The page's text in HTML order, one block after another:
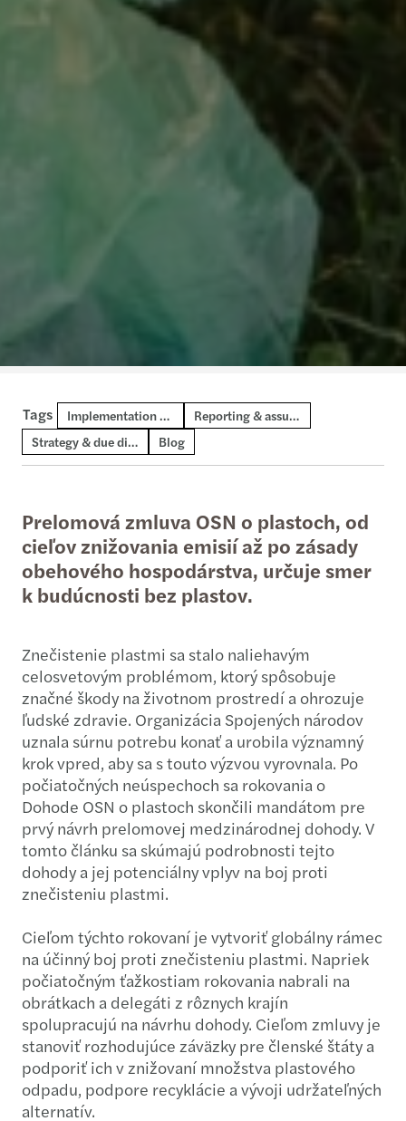
Tags Implementation & transformation
Reporting & assurance
Strategy & due diligence
Blog
Prelomová zmluva OSN o plastoch, od
cieľov znižovania emisií až po zásady
obehového hospodárstva, určuje smer
k budúcnosti bez plastov.
Znečistenie plastmi sa stalo naliehavým
celosvetovým problémom, ktorý spôsobuje
značné škody na životnom prostredí a ohrozuje
ľudské zdravie. Organizácia Spojených národov
uznala súrnu potrebu konať a urobila významný
krok vpred, aby sa s touto výzvou vyrovnala. Po
počiatočných neúspechoch sa rokovania o
Dohode OSN o plastoch skončili mandátom pre
prvý návrh prelomovej medzinárodnej dohody. V
tomto článku sa skúmajú podrobnosti tejto
dohody a jej potenciálny vplyv na boj proti
znečisteniu plastmi.
Cieľom týchto rokovaní je vytvoriť globálny rámec
na účinný boj proti znečisteniu plastmi. Napriek
počiatočným ťažkostiam rokovania nabrali na
obrátkach a delegáti z rôznych krajín
spolupracujú na návrhu dohody. Cieľom zmluvy je
stanoviť rozhodujúce záväzky pre členské štáty a
podporiť ich v znižovaní množstva plastového
odpadu, podpore recyklácie a vývoji udržateľných
alternatív.